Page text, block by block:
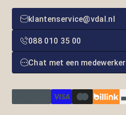
klantenservice@vdal.nl
088 010 35 00
Chat met een medewerker